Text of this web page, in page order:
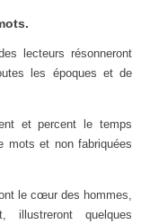
lecteurs résonneront
les époques et de
et percent le temps
mots et non fabriquées
le cœur des hommes,
illustreront quelques